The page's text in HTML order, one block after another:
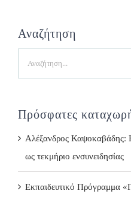
Αναζήτηση
Πρόσφατες
Αλέξανδρος Καψοκαβάδης:
ως τεκμήριο ενσυνειδησίας
Εκπαιδευτικό Πρόγραμμα